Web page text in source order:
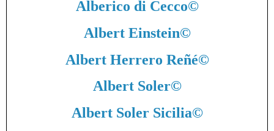
Alberico di Cecco©
Albert Einstein©
Albert Herrero Reñé©
Albert Soler©
Albert Soler Sicilia©